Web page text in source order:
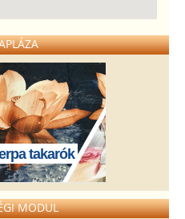
takarók
MODUL